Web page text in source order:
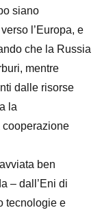
siano
l’Europa, e
che la Russia
mentre
dalle risorse
la
cooperazione
ben
– dall’Eni di
tecnologie e